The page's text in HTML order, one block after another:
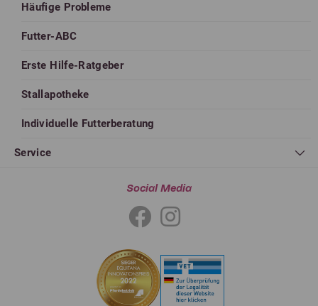
Häufige Probleme
Futter-ABC
Erste Hilfe-Ratgeber
Stallapotheke
Individuelle Futterberatung
Service
Social Media